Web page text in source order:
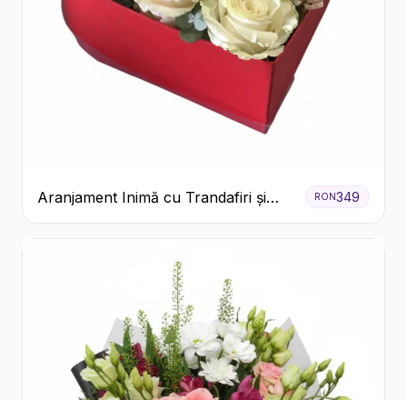
Aranjament Inimă cu Trandafiri și
Praline Ferrero
RON349